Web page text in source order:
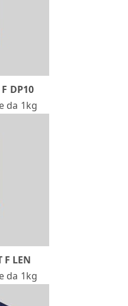
DP10
da 1kg
F LEN
da 1kg